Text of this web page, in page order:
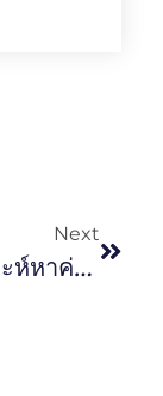
Next
การวิเคราะห์หาค่าบีโอดี (BOD) ภาคที่ 1